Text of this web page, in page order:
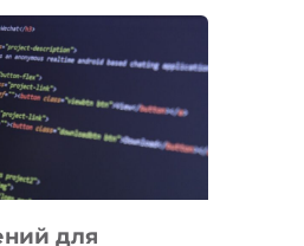
ПОЛЕЗНЫХ
ИНСТРУМЕНТОВ
ДЛЯ
РАБОТЫ
для